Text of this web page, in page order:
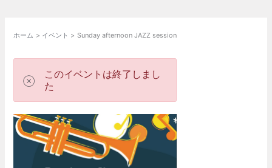
ホーム イベント Sunday afternoon JAZZ session
このイベントは終了しまし
た